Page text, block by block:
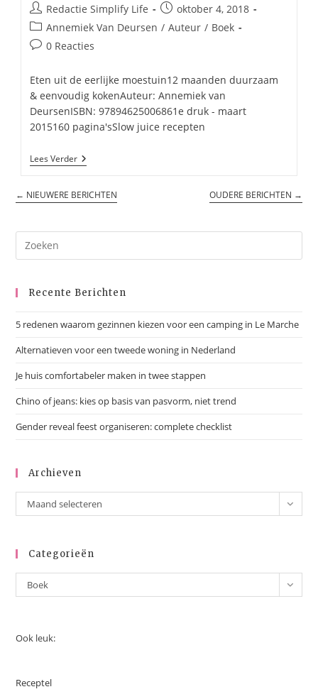
Bericht
auteur:
Redactie Simplify Life
Bericht
gepubliceerd
oktober 4, 2018
Berichtcategorie:
Annemiek Van Deursen / Auteur / Boek
Bericht0 Reacties
Eten uit de eerlijke moestuin12 maanden duurzaam
& eenvoudig kokenAuteur: Annemiek van
DeursenISBN: 97894625006861e druk - maart
2015160 pagina'sSlow juice recepten
Lees VerderEten
Uit
Eerlijke
Moestuin
← NIEUWERE BERICHTEN OUDERE BERICHTEN →
Recente Berichten
5 redenen waarom gezinnen kiezen voor een camping in Le Marche
Alternatieven voor een tweede woning in Nederland
Je huis comfortabeler maken in twee stappen
Chino of jeans: kies op basis van pasvorm, niet trend
Gender reveal feest organiseren: complete checklist
Archieven
Archieven
Maand selecteren
Categorieën
Categorieën
Boek
Ook leuk:
Receptel